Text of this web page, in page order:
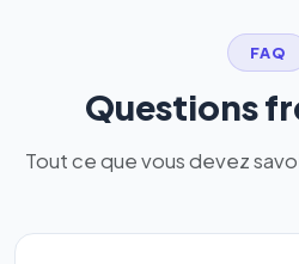
FAQ
Questions
Tout ce que vous devez